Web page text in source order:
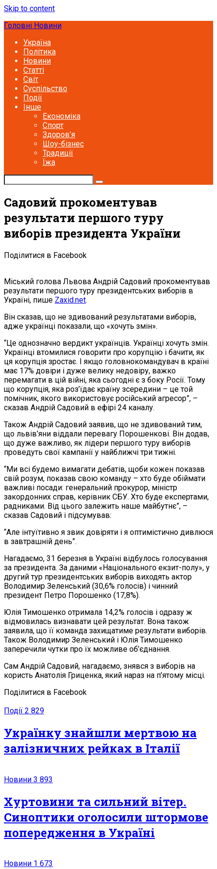
Skip to content
Головні Новини
Україна
Політика
Новини
Статті
Світ
Суспільство
Події
Інше
Економіка
Спорт
Здоров’я
Шоу-бізнес
Традиції
Їжа
Садовий прокоментував
результати першого туру
виборів президента України
Поділитися в Facebook
Міський голова Львова Андрій Садовий прокоментував
результати першого туру президентських виборів в
Україні, пише Zaxid.net.
Він сказав, що не здивований результатами виборів,
адже українці показали, що «хочуть змін».
“Це однозначно вердикт українців. Українці хочуть змін.
Українці втомилися говорити про корупцію і бачити, як
ця корупція зростає. І якщо головнокомандувач в країні
має 17% довіри і дуже велику недовіру, важко
перемагати в цій війні, яка сьогодні є з боку Росії. Тому
що корупція, яка роз’їдає країну зсередини – це той
помічник, якого використовує російський агресор”, –
сказав Андрій Садовий в ефірі 24 каналу.
Також Андрій Садовий заявив, що не здивований тим,
що львів’яни віддали перевагу Порошенкові. Він додав,
що дуже важливо, як лідери першого туру виборів
проведуть свої кампанії у найближчі три тижні.
“Ми всі будемо вимагати дебатів, щоби кожен показав
свій розум, показав свою команду – хто буде обіймати
важливі посади: генеральний прокурор, міністр
закордонних справ, керівник СБУ. Хто буде експертами,
радниками. Від цього залежить наше майбутнє”, –
сказав Садовий і підсумував:
“Але інтуїтивно я звик довіряти і я оптимістично дивлюся
в завтрашній день”.
Нагадаємо, 31 березня в Україні відбулось голосування
за президента. За даними «Національного екзит-полу», у
другий тур президентських виборів виходять актор
Володимир Зеленський (30,6% голосів) і чинний
президент Петро Порошенко (17,8%).
Юлія Тимошенко отримала 14,2% голосів і одразу ж
відмовилась визнавати цей результат. Вона також
заявила, що її команда захищатиме результати виборів.
Також Володимир Зеленський і Юлія Тимошенко
заперечили чутки про їх можливе об’єднання.
Сам Андрій Садовий, нагадаємо, знявся з виборів на
користь Анатолія Гриценка, який нараз на п’ятому місці.
Поділитися в Facebook
Події 2 829
Українку знайшли мертвою на
залізничних рейках в Італії
Новини 3 893
Хуртовини та сильний вітер.
Синоптики оголосили штормове
попередження в Україні
Новини 1 673